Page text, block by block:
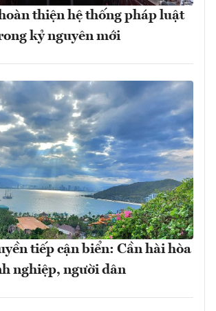
thiện hệ thống pháp luật
kỷ nguyên mới
tiếp cận biển: Cần hài hòa
nghiệp, người dân